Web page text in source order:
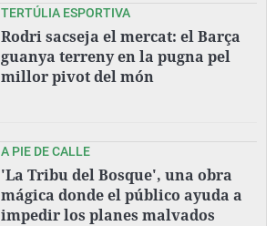
TERTÚLIA ESPORTIVA
Rodri sacseja el mercat: el Barça
guanya terreny en la pugna pel
millor pivot del món
A PIE DE CALLE
'La Tribu del Bosque', una obra
mágica donde el público ayuda a
impedir los planes malvados